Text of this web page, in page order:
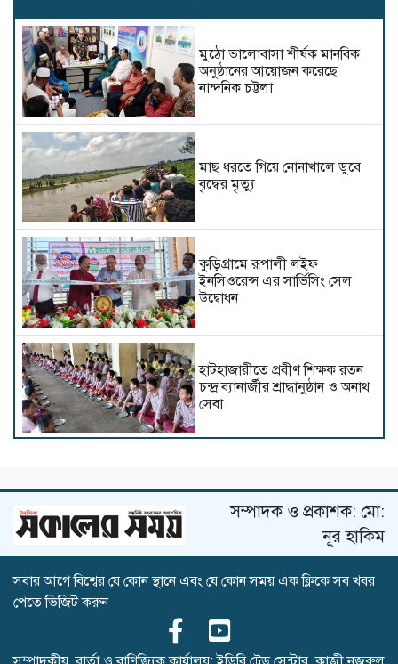
মুঠো ভালোবাসা শীর্ষক মানবিক
অনুষ্ঠানের আয়োজন করেছে
নান্দনিক চট্টলা
মাছ ধরতে গিয়ে নোনাখালে ডুবে
বৃদ্ধের মৃত্যু
কুড়িগ্রামে রূপালী লইফ
ইনসিওরেন্স এর সার্ভিসিং সেল
উদ্বোধন
হাটহাজারীতে প্রবীণ শিক্ষক রতন
চন্দ্র ব্যানার্জীর শ্রাদ্ধানুষ্ঠান ও অনাথ
সেবা
কর্মসূচী বাস্তবায়নের দাবী
নেত্রকোণার বড় বাজারে ভয়াবহ
সম্পাদক ও প্রকাশক: মো:
নূর হাকিম
সবার আগে বিশ্বের যে কোন স্থানে এবং যে কোন সময় এক ক্লিকে সব খবর
পেতে ভিজিট করুন